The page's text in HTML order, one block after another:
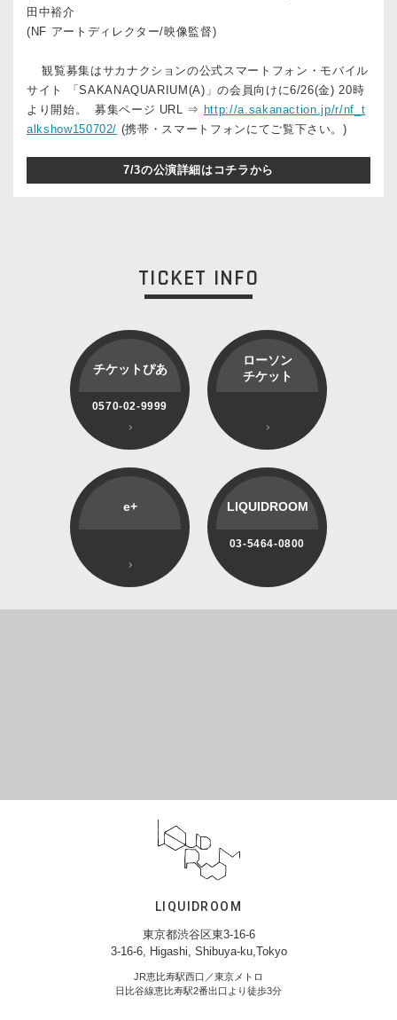
田中裕介
(NF アートディレクター/映像監督)
観覧募集はサカナクションの公式スマートフォン・モバイル
サイト 「SAKANAQUARIUM(A)」の会員向けに6/26(金) 20時
より開始。 募集ページ URL ⇒ http://a.sakanaction.jp/r/nf_t
alkshow150702/ (携帯・スマートフォンにてご覧下さい。)
7/3の公演詳細はコチラから
TICKET INFO
チケットぴあ
0570-02-9999
ローソン
チケット
e+ LIQUIDROOM
03-5464-0800
LIQUIDROOM
東京都渋谷区東3-16-6
3-16-6, Higashi, Shibuya-ku,Tokyo
JR恵比寿駅西口／東京メトロ
日比谷線恵比寿駅2番出口より徒歩3分